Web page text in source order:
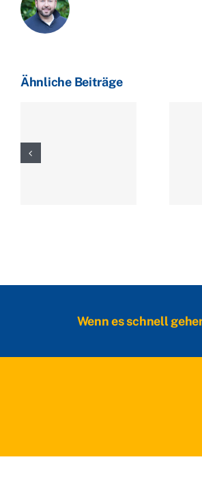
Ähnliche Beiträge
Wenn es schnell